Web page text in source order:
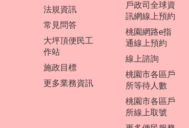
法規資訊
常見問答
大坪頂便民工
作站
施政目標
更多業務資訊
戶政司全球資
訊網線上預約
桃園網路e指
通線上預約
線上諮詢
桃園市各區戶
所等待人數
桃園市各區戶
所線上取號